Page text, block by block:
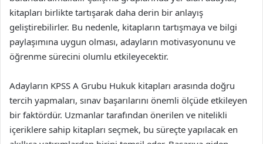
kitapları birlikte tartışarak daha derin bir anlayış
geliştirebilirler. Bu nedenle, kitapların tartışmaya ve bilgi
paylaşımına uygun olması, adayların motivasyonunu ve
öğrenme sürecini olumlu etkileyecektir.
Adayların KPSS A Grubu Hukuk kitapları arasında doğru
tercih yapmaları, sınav başarılarını önemli ölçüde etkileyen
bir faktördür. Uzmanlar tarafından önerilen ve nitelikli
içeriklere sahip kitapları seçmek, bu süreçte yapılacak en